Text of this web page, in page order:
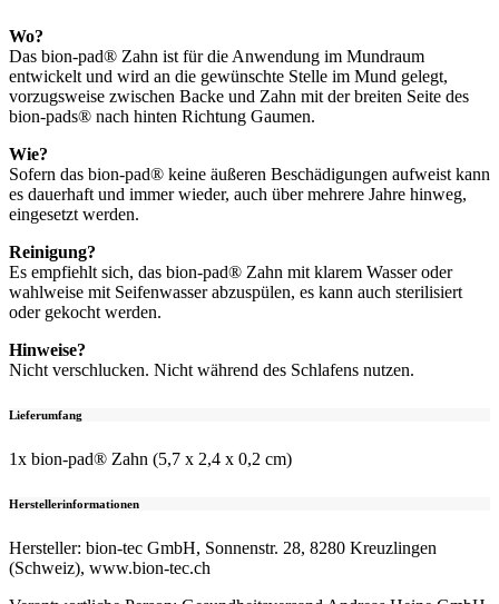
Wo?
Das bion-pad® Zahn ist für die Anwendung im Mundraum
entwickelt und wird an die gewünschte Stelle im Mund gelegt,
vorzugsweise zwischen Backe und Zahn mit der breiten Seite des
bion-pads® nach hinten Richtung Gaumen.
Wie?
Sofern das bion-pad® keine äußeren Beschädigungen aufweist kann
es dauerhaft und immer wieder, auch über mehrere Jahre hinweg,
eingesetzt werden.
Reinigung?
Es empfiehlt sich, das bion-pad® Zahn mit klarem Wasser oder
wahlweise mit Seifenwasser abzuspülen, es kann auch sterilisiert
oder gekocht werden.
Hinweise?
Nicht verschlucken. Nicht während des Schlafens nutzen.
Lieferumfang
1x bion-pad® Zahn (5,7 x 2,4 x 0,2 cm)
Herstellerinformationen
Hersteller: bion-tec GmbH, Sonnenstr. 28, 8280 Kreuzlingen
(Schweiz), www.bion-tec.ch